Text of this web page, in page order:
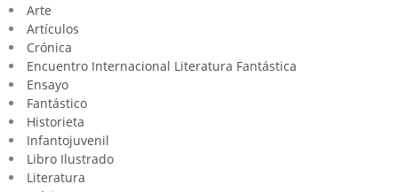
Arte
Artículos
Crónica
Encuentro Internacional Literatura Fantástica
Ensayo
Fantástico
Historieta
Infantojuvenil
Libro Ilustrado
Literatura